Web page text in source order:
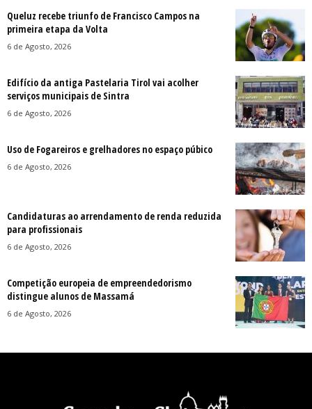
Queluz recebe triunfo de Francisco Campos na
primeira etapa da Volta
6 de Agosto, 2026
Edifício da antiga Pastelaria Tirol vai acolher
serviços municipais de Sintra
6 de Agosto, 2026
Uso de Fogareiros e grelhadores no espaço púbico
6 de Agosto, 2026
Candidaturas ao arrendamento de renda reduzida
para profissionais
6 de Agosto, 2026
Competição europeia de empreendedorismo
distingue alunos de Massamá
6 de Agosto, 2026